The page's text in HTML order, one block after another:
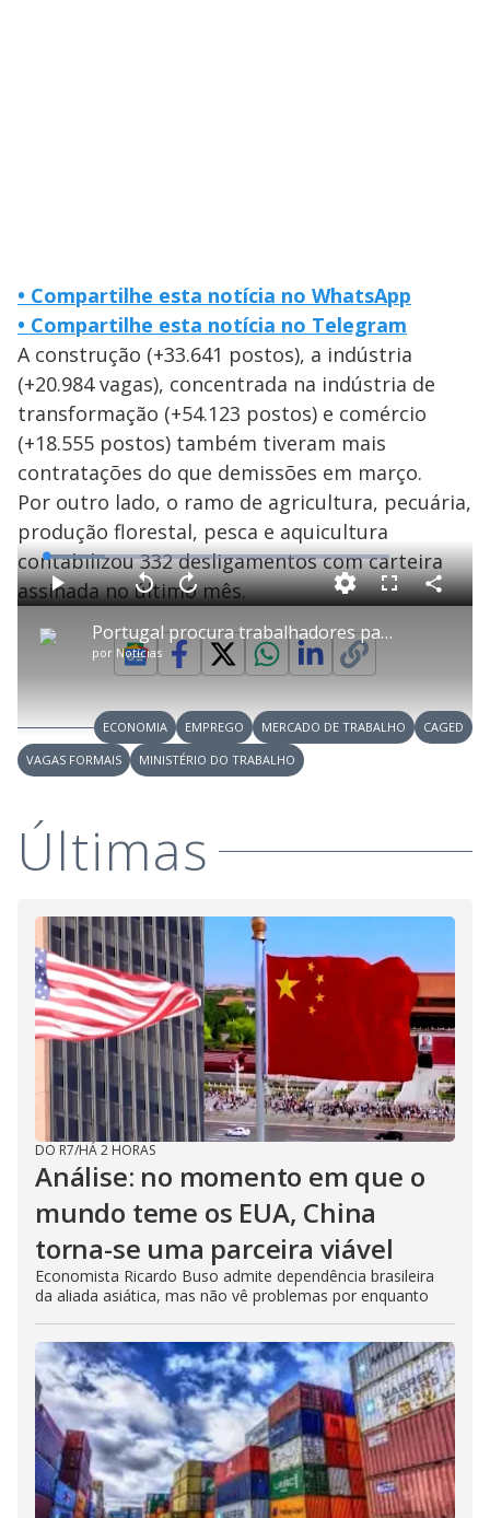
• Compartilhe esta notícia no WhatsApp
• Compartilhe esta notícia no Telegram
A construção (+33.641 postos), a indústria
(+20.984 vagas), concentrada na indústria de
transformação (+54.123 postos) e comércio
(+18.555 postos) também tiveram mais
contratações do que demissões em março.
Por outro lado, o ramo de agricultura, pecuária,
produção florestal, pesca e aquicultura
contabilizou 332 desligamentos com carteira
assinada no último mês.
P
l
a
y
V
i
d
e
o
Portugal procura trabalhadores para 60 mil vagas
por Notícias
P V
t
a
r
1
0
g
u
n
o
s
A
n
ç
a
1
e
g
u
n
d
o
s
L
o
a
d
e F
l
C
o
a
ECONOMIA EMPREGO MERCADO DE TRABALHO
CAGED
VAGAS FORMAIS
MINISTÉRIO DO TRABALHO
Últimas
DO R7/HÁ 2 HORAS
Análise: no momento em que o
mundo teme os EUA, China
torna-se uma parceira viável
Economista Ricardo Buso admite dependência brasileira
da aliada asiática, mas não vê problemas por enquanto